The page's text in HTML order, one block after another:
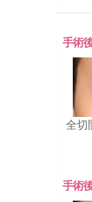
手術
全切
手術